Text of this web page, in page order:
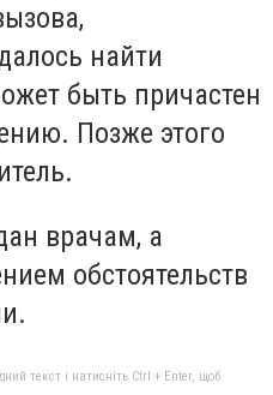
найти
быть причастен
Позже этого
врачам, а
обстоятельств
текст і натисніть Ctrl + Enter, щоб